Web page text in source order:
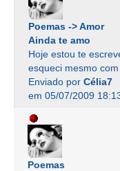
Poemas -> Amor
Ainda te amo
Hoje estou te
esqueci mesmo
Enviado por Célia7
em 05/07/2009
Poemas